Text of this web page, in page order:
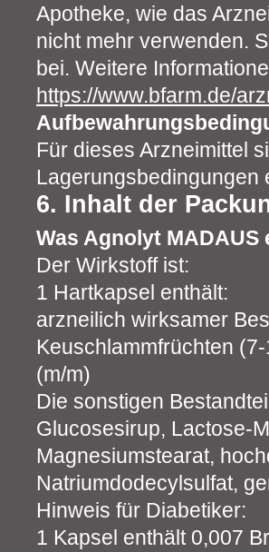
Apotheke, wie das
nicht mehr verwenden.
bei. Weitere
https://www.bfarm.de/
Für dieses Arzneimittel
Lagerungsbedingungen
6. Inhalt der
Was Agnolyt MADAUS
Der Wirkstoff ist:
1 Hartkapsel enthält:
arzneilich wirksamer
Keuschlammfrüchten
(m/m)
Die sonstigen
Glucosesirup, Lactose-
Magnesiumstearat,
Natriumdodecylsulfat,
Hinweis für Diabetiker:
1 Kapsel enthält 0,007